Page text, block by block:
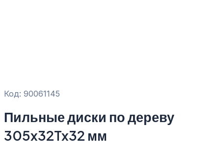
Код: 90061145
Пильные диски по дереву
305x32Tx32 мм